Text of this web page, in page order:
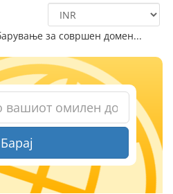
за совршен домен...
Барај